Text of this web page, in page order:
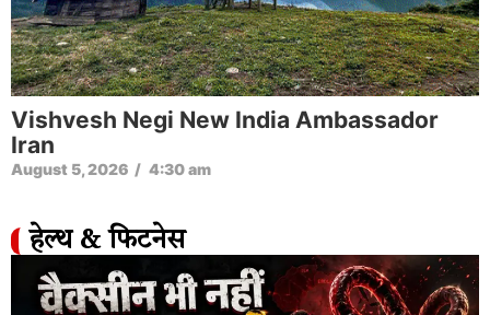
UP TGT PGT Recruitment New Syllabus
August 4, 2026
हेल्थ & फिटनेस